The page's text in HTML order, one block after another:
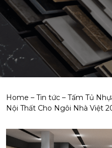
Home – Tin tức – Tấm Tủ
Nội Thất Cho Ngôi Nhà Việt